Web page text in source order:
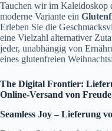
Tauchen wir im Kaleidoskop
moderne Variante ein
Erleben Sie die
eine Vielzahl alternativer
jeder, unabhängig von
eines glutenfreien
The Digital Frontier:
Online-Versand von Freude
Seamless Joy – Lieferung